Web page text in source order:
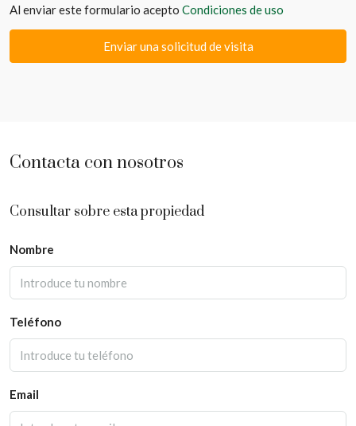
Al enviar este formulario acepto Condiciones de uso
Enviar una solicitud de visita
Contacta con nosotros
Consultar sobre esta propiedad
Nombre
Teléfono
Email